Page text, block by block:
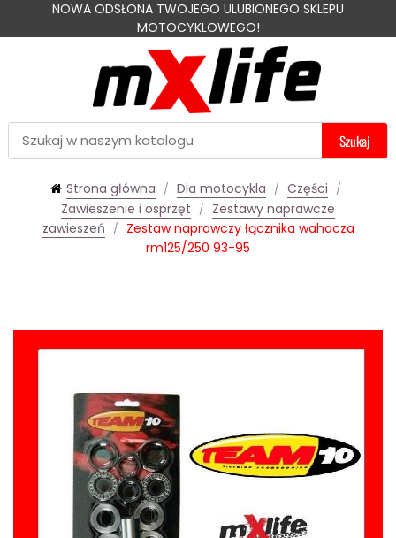
NOWA ODSŁONA TWOJEGO ULUBIONEGO SKLEPU
MOTOCYKLOWEGO!
Szukaj
Strona główna Dla motocykla
Części
Zawieszenie i osprzęt
Zestawy naprawcze
zawieszeń
Zestaw naprawczy łącznika wahacza
rm125/250 93-95